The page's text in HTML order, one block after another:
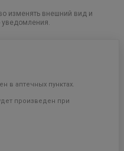
изменять внешний вид и
уведомления.
в аптечных пунктах.
произведен при